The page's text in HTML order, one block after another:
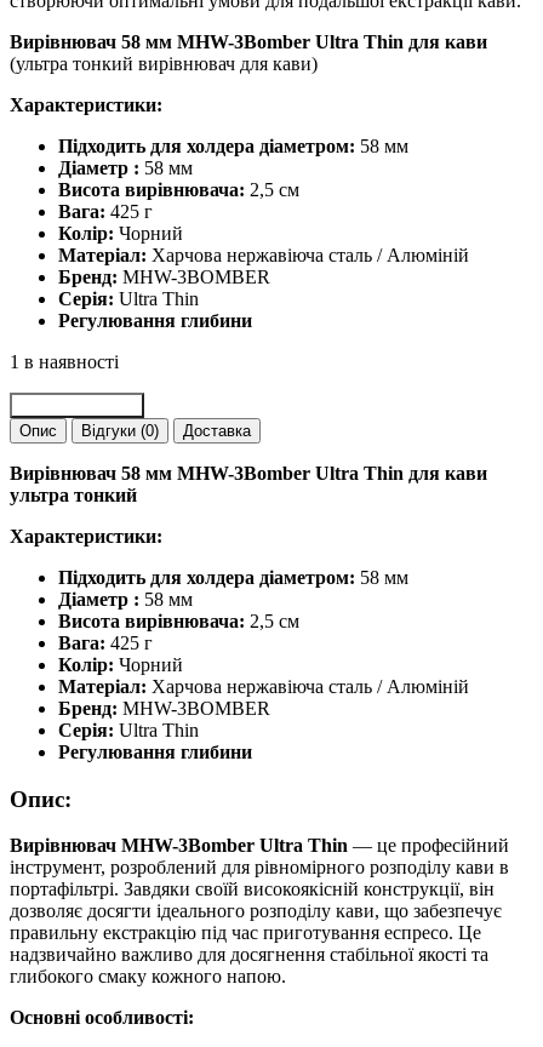
Вирівнювач 58 мм MHW-3Bomber Ultra Thin для кави
(ультра тонкий вирівнювач для кави)
Характеристики:
Підходить для холдера діаметром: 58 мм
Діаметр : 58 мм
Висота вирівнювача: 2,5 см
Вага: 425 г
Колір: Чорний
Матеріал: Харчова нержавіюча сталь / Алюміній
Бренд: MHW-3BOMBER
Серія: Ultra Thin
Регулювання глибини
1 в наявності
Вирівнювач
58
мм
MHW-
3Bomber
Ultra
Thin
кави
кількість
Опис
Відгуки (0) Доставка
Вирівнювач 58 мм MHW-3Bomber Ultra Thin для кави
ультра тонкий
Характеристики:
Підходить для холдера діаметром: 58 мм
Діаметр : 58 мм
Висота вирівнювача: 2,5 см
Вага: 425 г
Колір: Чорний
Матеріал: Харчова нержавіюча сталь / Алюміній
Бренд: MHW-3BOMBER
Серія: Ultra Thin
Регулювання глибини
Опис:
Вирівнювач MHW-3Bomber Ultra Thin — це професійний
інструмент, розроблений для рівномірного розподілу кави в
портафільтрі. Завдяки своїй високоякісній конструкції, він
дозволяє досягти ідеального розподілу кави, що забезпечує
правильну екстракцію під час приготування еспресо. Це
надзвичайно важливо для досягнення стабільної якості та
глибокого смаку кожного напою.
Основні особливості: